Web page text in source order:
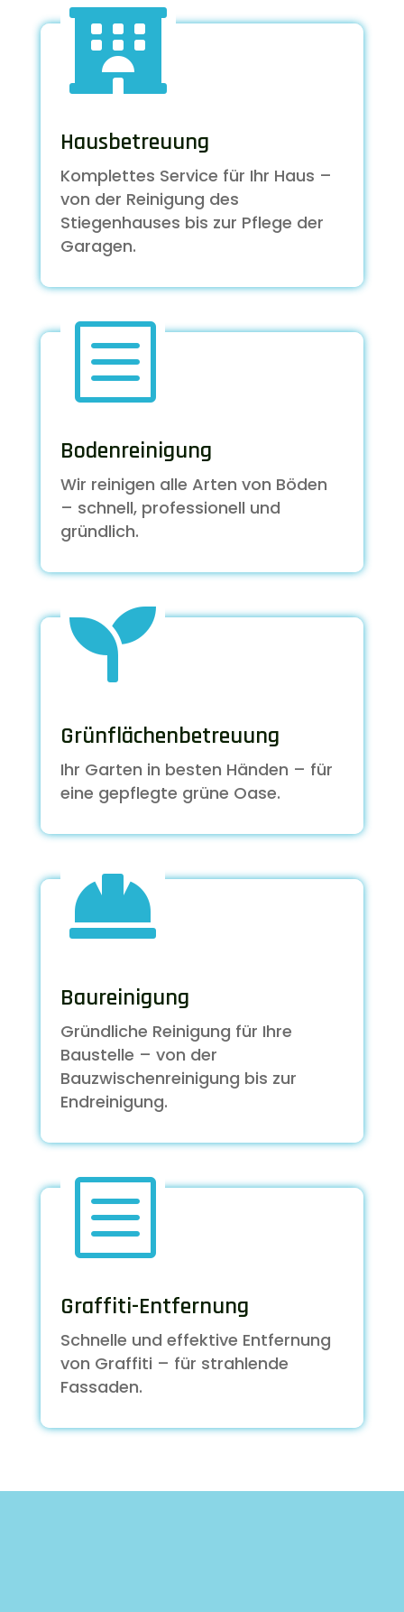

Hausbetreuung
Komplettes Service für Ihr Haus –
von der Reinigung des
Stiegenhauses bis zur Pflege der
Garagen.
b
Bodenreinigung
Wir reinigen alle Arten von Böden
– schnell, professionell und
gründlich.

Grünflächenbetreuung
Ihr Garten in besten Händen – für
eine gepflegte grüne Oase.

Baureinigung
Gründliche Reinigung für Ihre
Baustelle – von der
Bauzwischenreinigung bis zur
Endreinigung.
b
Graffiti-Entfernung
Schnelle und effektive Entfernung
von Graffiti – für strahlende
Fassaden.